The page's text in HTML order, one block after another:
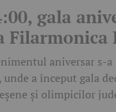
gala
Filarmonica
aniversar s-
a început gala
și olimpicilor